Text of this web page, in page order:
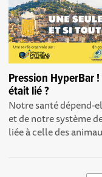
Pression HyperBar
était lié ?
Notre santé dépend-
et de notre système
liée à celle des